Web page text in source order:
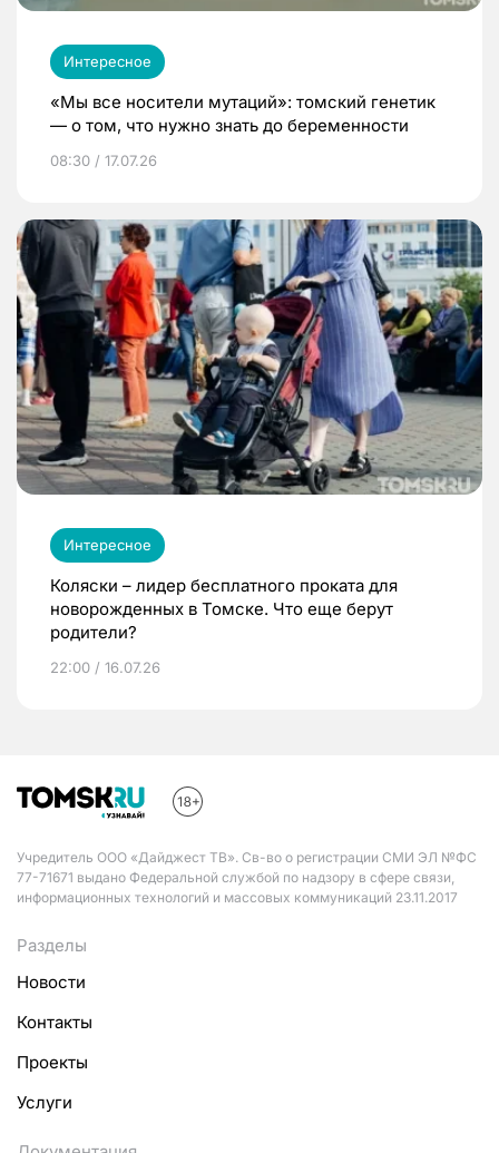
Интересное
«Мы все носители мутаций»: томский генетик
— о том, что нужно знать до беременности
08:30 / 17.07.26
Интересное
Коляски – лидер бесплатного проката для
новорожденных в Томске. Что еще берут
родители?
22:00 / 16.07.26
Учредитель ООО «Дайджест ТВ». Св-во о регистрации СМИ ЭЛ №ФС
77-71671 выдано Федеральной службой по надзору в сфере связи,
информационных технологий и массовых коммуникаций 23.11.2017
Разделы
Новости
Контакты
Проекты
Услуги